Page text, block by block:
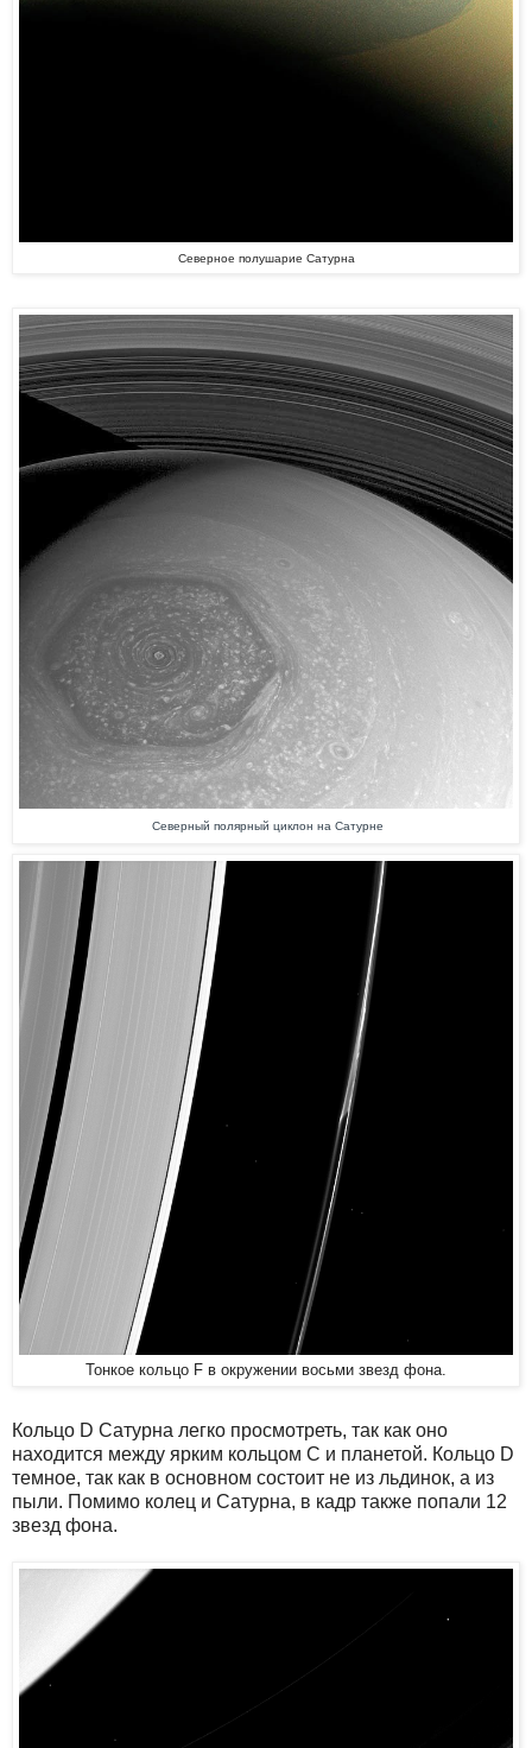
Северное полушарие Сатурна
Северный полярный циклон на Сатурне
Тонкое кольцо F в окружении восьми звезд фона.
Кольцо D Сатурна легко просмотреть, так как оно
находится между ярким кольцом C и планетой. Кольцо D
темное, так как в основном состоит не из льдинок, а из
пыли. Помимо колец и Сатурна, в кадр также попали 12
звезд фона.